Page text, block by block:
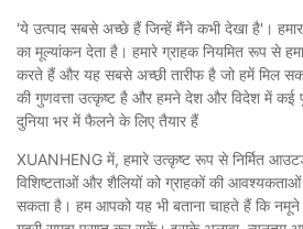
'ये उत्पाद सबसे अच्छे हैं जिन्हें मैंने कभी देखा है'।
का मूल्यांकन देता है। हमारे ग्राहक नियमित रूप से
करते हैं और यह सबसे अच्छी तारीफ है जो हमें मिल
की गुणवत्ता उत्कृष्ट है और हमने देश और विदेश में कई
दुनिया भर में फैलने के लिए तैयार हैं
XUANHENG में, हमारे उत्कृष्ट रूप से निर्मित
विशिष्टताओं और शैलियों को ग्राहकों की
सकता है। हम आपको यह भी बताना चाहते हैं कि नमूने